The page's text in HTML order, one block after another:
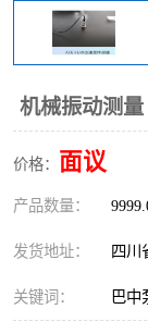
机械振动测
价格： 面议
产品数量：
发货地址： 四川
关键词： 巴中